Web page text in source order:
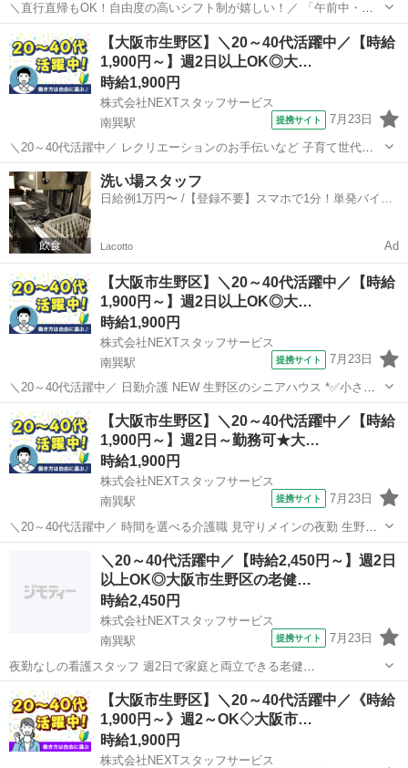
＼直行直帰もOK！自由度の高いシフト制が嬉しい！／ 「午前中・午
後だけ」「フルタイム週3日」「1日30分」 「1日3時間の週5日」など
少しでも空いた時間を活用し、 資格を活かして働きたい方にピッタリ
のお仕事です また、...
大阪 大阪市 南巽駅 介護
【大阪市生野区】＼20～40代活躍中／【時給
1,900円～】週2日以上OK◎大…
時給1,900円
株式会社NEXTスタッフサービス
南巽駅
提携サイト 7月23日
＼20～40代活躍中／ レクリエーションのお手伝いなど 子育て世代も
多数 デイサービス *✨ブランクOK&子育て世代歓迎✨* *✅20～50代の
主婦(夫)さん多数活躍中* *✅久しぶりの職場復帰もサポートします◎*
*✅...
大阪 大阪市 南巽駅
洗い場スタッフ
日給例1万円〜 /【登録不要】スマホで1分！単発バイト
Lacotto Ad
【大阪市生野区】＼20～40代活躍中／【時給
1,900円～】週2日以上OK◎大…
時給1,900円
株式会社NEXTスタッフサービス
南巽駅
提携サイト 7月23日
＼20～40代活躍中／ 日勤介護 NEW 生野区のシニアハウス *✅小さい
お子様がいても安心!20～50代の主婦/主夫さんも活躍中* *✅日勤のみ/
土日祝日休み/週2日～* *✅来社不要でお仕事紹介できるのでらくらく
♪*...
大阪 大阪市 南巽駅 介護
【大阪市生野区】＼20～40代活躍中／【時給
1,900円～】週2日～勤務可★大…
時給1,900円
株式会社NEXTスタッフサービス
南巽駅
提携サイト 7月23日
＼20～40代活躍中／ 時間を選べる介護職 見守りメインの夜勤 生野区
のケアハウス *✨夜勤で効率良く稼げます!あなたの理想の働き方をお
聞かせください✨* *✅シフト制で週2日～OK!* *✅お仕事にブランクの
介護
＼20～40代活躍中／【時給2,450円～】週2日
以上OK◎大阪市生野区の老健…
時給2,450円
株式会社NEXTスタッフサービス
南巽駅
提携サイト 7月23日
夜勤なしの看護スタッフ 週2日で家庭と両立できる老健
╭━━━━━━━━━━━━━╮ *ブランクOK&子育て世代歓迎* 20～
50代の主婦(夫)さん多数活躍中 久しぶりの職場復帰もサポート◎ 日勤
のみ/週2日～OK...
大阪 南巽駅 介護
【大阪市生野区】＼20～40代活躍中／《時給
1,900円～》週2～OK◇大阪市…
時給1,900円
株式会社NEXTスタッフサービス